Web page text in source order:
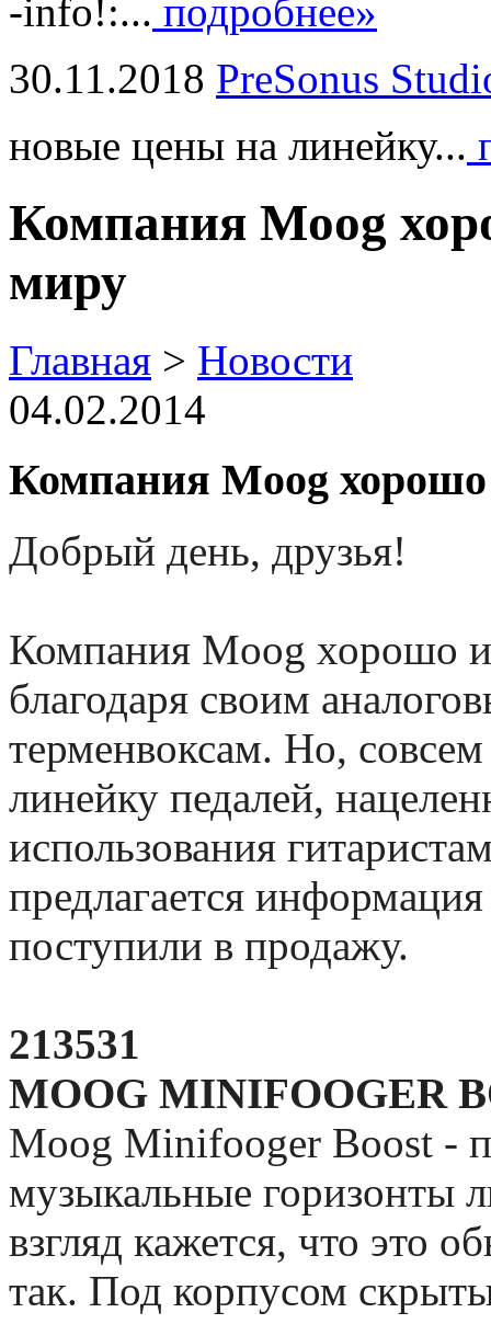
-info!:... подробнее»
30.11.2018 PreSonus
новые цены на линейку...
Компания Moog
миру
Главная > Новости
04.02.2014
Компания Moog хорошо
Добрый день, друзья!
Компания Moog хорошо
благодаря своим
терменвоксам. Но,
линейку педалей,
использования
предлагается
поступили в продажу.
213531
MOOG MINIFOOGER
Moog Minifooger Boost -
музыкальные горизонты
взгляд кажется, что это
так. Под корпусом